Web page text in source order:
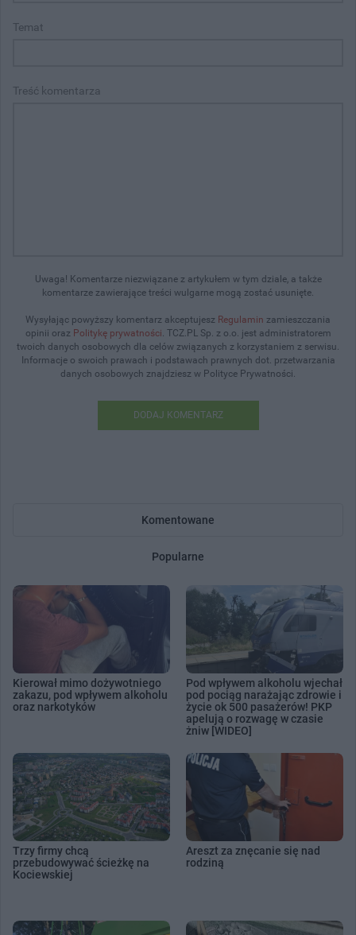
Temat
Treść komentarza
Uwaga! Komentarze niezwiązane z artykułem w tym dziale, a także
komentarze zawierające treści wulgarne mogą zostać usunięte.
Wysyłając powyższy komentarz akceptujesz Regulamin zamieszczania
opinii oraz Politykę prywatności. TCZ.PL Sp. z o.o. jest administratorem
twoich danych osobowych dla celów związanych z korzystaniem z serwisu.
Informacje o swoich prawach i podstawach prawnych dot. przetwarzania
danych osobowych znajdziesz w Polityce Prywatności.
DODAJ KOMENTARZ
Komentowane
Popularne
Kierował mimo dożywotniego
zakazu, pod wpływem alkoholu
oraz narkotyków
Pod wpływem alkoholu wjechał
pod pociąg narażając zdrowie i
życie ok 500 pasażerów! PKP
apelują o rozwagę w czasie
żniw [WIDEO]
Trzy firmy chcą
przebudowywać ścieżkę na
Kociewskiej
Areszt za znęcanie się nad
rodziną